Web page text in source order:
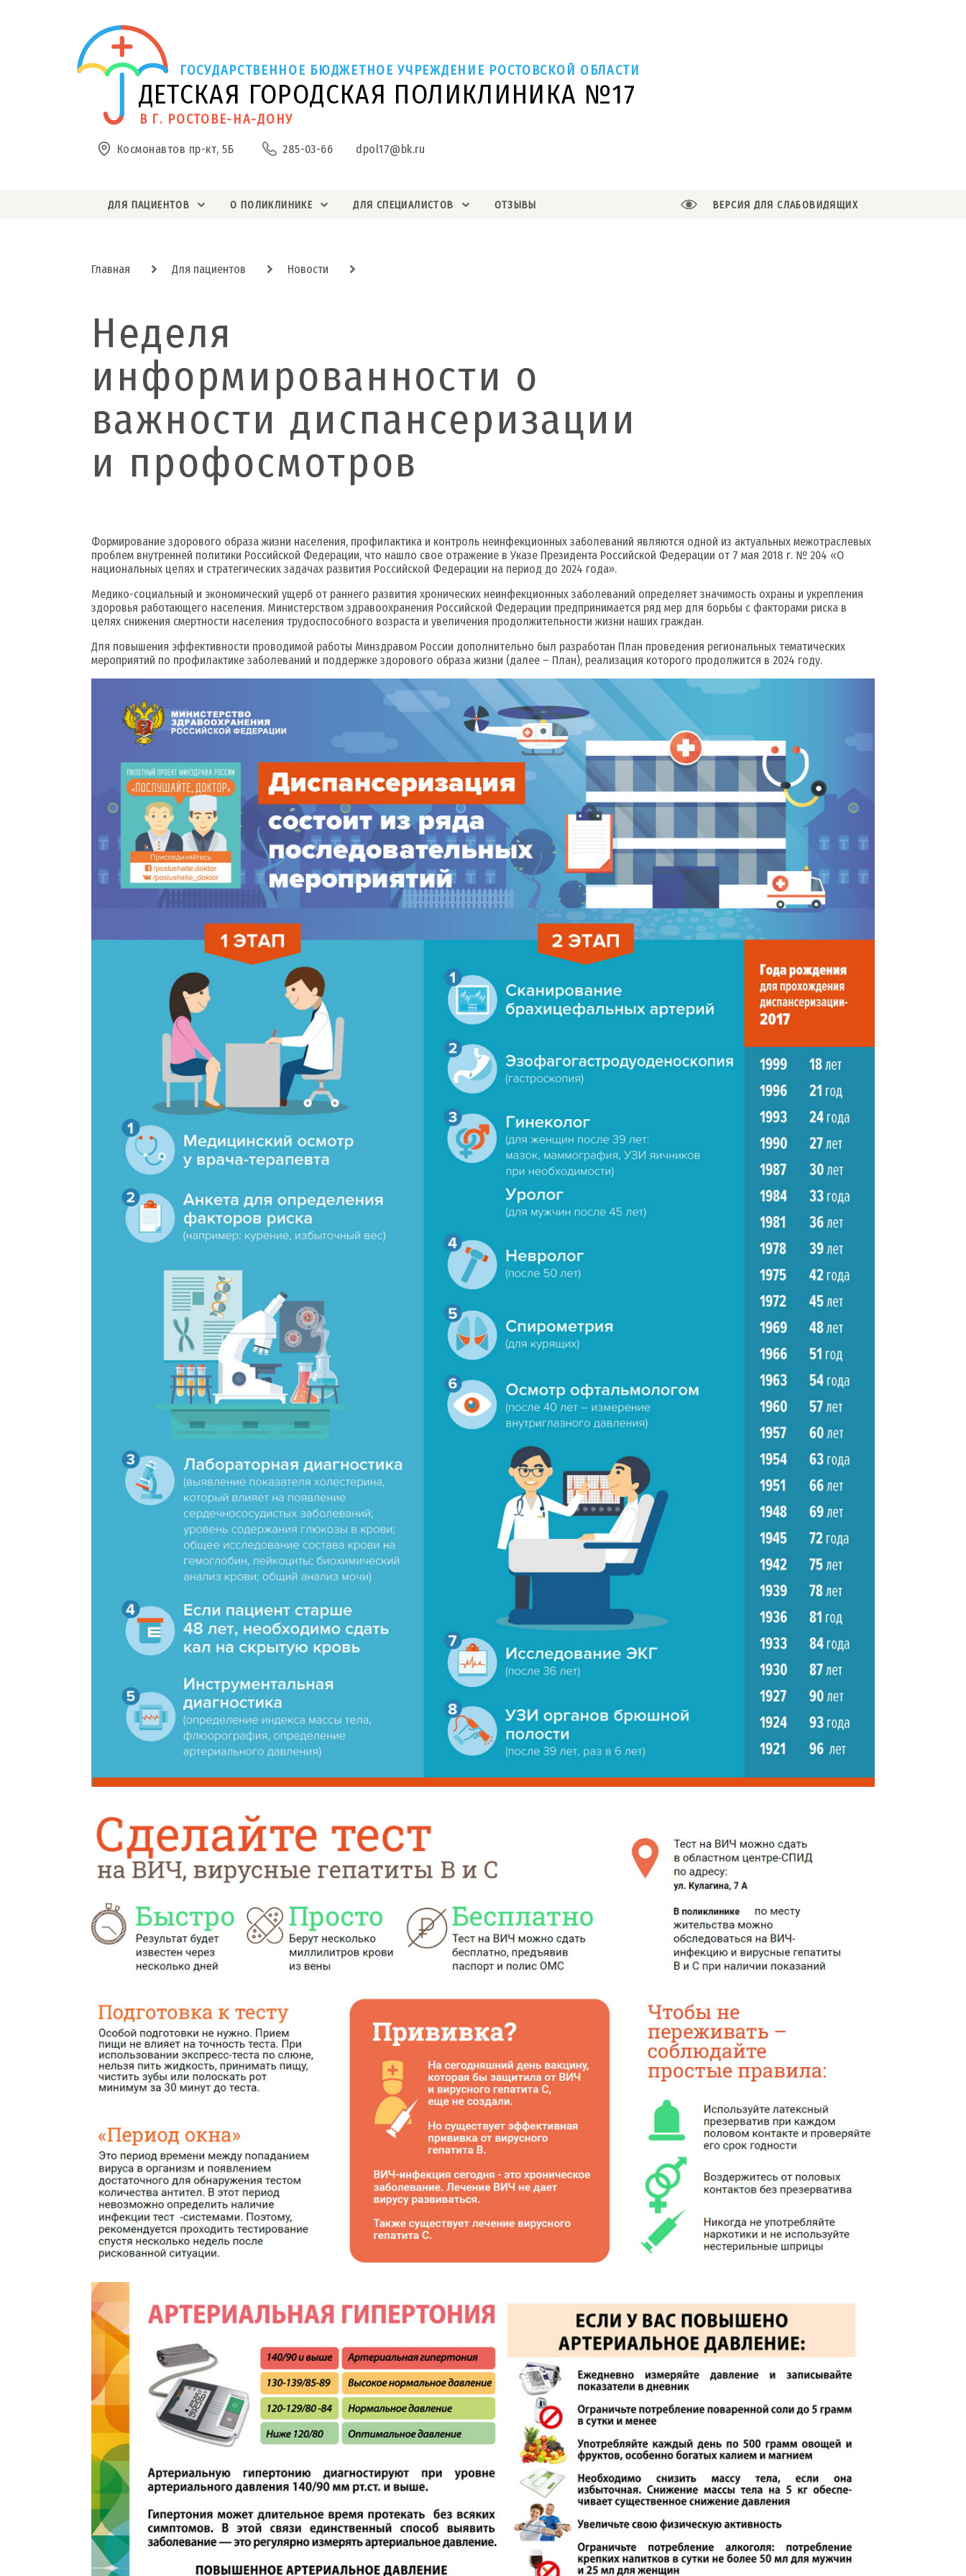
ДЕТСКАЯ ГОРОДСКАЯ ПОЛИКЛИНИКА №17
ГОСУДАРСТВЕННОЕ БЮДЖЕТНОЕ УЧРЕЖДЕНИЕ РОСТОВСКОЙ ОБЛАСТИ
В Г. РОСТОВЕ-НА-ДОНУ
Космонавтов пр-кт, 5Б 285-03-66 dpol17@bk.ru
ДЛЯ ПАЦИЕНТОВ О ПОЛИКЛИНИКЕ ДЛЯ СПЕЦИАЛИСТОВ ОТЗЫВЫ ВЕРСИЯ ДЛЯ СЛАБОВИДЯЩИХ
Главная Для пациентов Новости
Неделя
информированности о
важности диспансеризации
и профосмотров
Формирование здорового образа жизни населения, профилактика и контроль неинфекционных заболеваний являются одной из актуальных межотраслевых
проблем внутренней политики Российской Федерации, что нашло свое отражение в Указе Президента Российской Федерации от 7 мая 2018 г. № 204 «О
национальных целях и стратегических задачах развития Российской Федерации на период до 2024 года».
Медико-социальный и экономический ущерб от раннего развития хронических неинфекционных заболеваний определяет значимость охраны и укрепления
здоровья работающего населения. Министерством здравоохранения Российской Федерации предпринимается ряд мер для борьбы с факторами риска в
целях снижения смертности населения трудоспособного возраста и увеличения продолжительности жизни наших граждан.
Для повышения эффективности проводимой работы Минздравом России дополнительно был разработан План проведения региональных тематических
мероприятий по профилактике заболеваний и поддержке здорового образа жизни (далее – План), реализация которого продолжится в 2024 году.